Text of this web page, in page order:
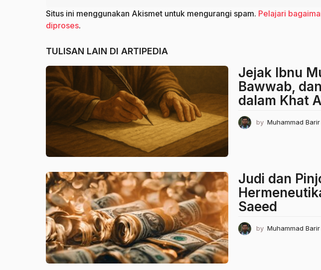
Situs ini menggunakan Akismet untuk mengurangi spam. Pelajari
diproses.
TULISAN LAIN DI ARTIPEDIA
Jejak Ibnu
Bawwab,
dalam Khat
by Muhammad Barir
Judi dan
Saeed
by Muhammad Barir